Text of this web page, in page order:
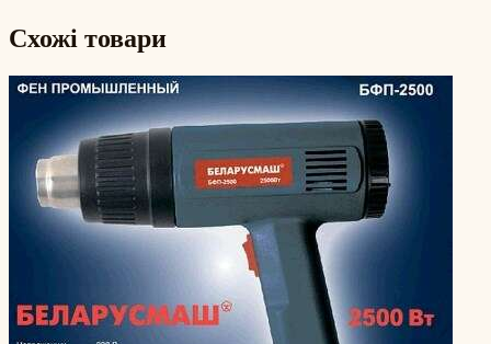
Схожі товари